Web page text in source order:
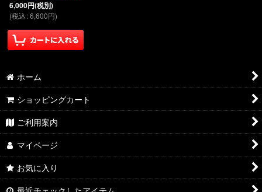
6,000円(税別)
(税込:6,600円)
ホーム
ショッピングカート
ご利用案内
マイページ
お気に入り